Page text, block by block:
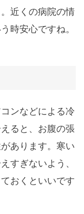
近くの病院の情
時安心ですね。
ンなどによる冷
ると、お腹の張
あります。寒い
すぎないよう、
おくといいです